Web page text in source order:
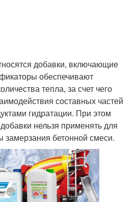
добавки, включающие
обеспечивают
тепла, за счет чего
составных частей
гидратации. При этом
нельзя применять для
бетонной смеси.